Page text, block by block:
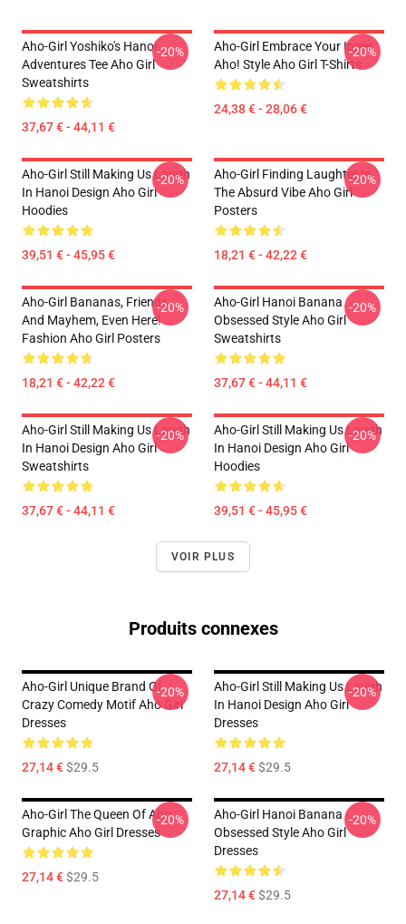
Aho-Girl Yoshiko's Hanoi
Adventures Tee Aho Girl
Sweatshirts
37,67 € - 44,11 €
-20%
Aho-Girl Embrace Your Inner
Aho! Style Aho Girl T-Shirts
24,38 € - 28,06 €
-20%
Aho-Girl Still Making Us Laugh
In Hanoi Design Aho Girl
Hoodies
39,51 € - 45,95 €
-20%
Aho-Girl Finding Laughter In
The Absurd Vibe Aho Girl
Posters
18,21 € - 42,22 €
-20%
Aho-Girl Bananas, Friends,
And Mayhem, Even Here!
Fashion Aho Girl Posters
18,21 € - 42,22 €
-20%
Aho-Girl Hanoi Banana
Obsessed Style Aho Girl
Sweatshirts
37,67 € - 44,11 €
-20%
Aho-Girl Still Making Us Laugh
In Hanoi Design Aho Girl
Sweatshirts
37,67 € - 44,11 €
-20%
Aho-Girl Still Making Us Laugh
In Hanoi Design Aho Girl
Hoodies
39,51 € - 45,95 €
-20%
VOIR PLUS
Produits connexes
Aho-Girl Unique Brand Of
Crazy Comedy Motif Aho Girl
Dresses
27,14 €$29.5
-20%
Aho-Girl Still Making Us Laugh
In Hanoi Design Aho Girl
Dresses
27,14 €$29.5
-20%
Aho-Girl The Queen Of Aho
Graphic Aho Girl Dresses
27,14 €$29.5
-20%
Aho-Girl Hanoi Banana
Obsessed Style Aho Girl
Dresses
27,14 €$29.5
-20%